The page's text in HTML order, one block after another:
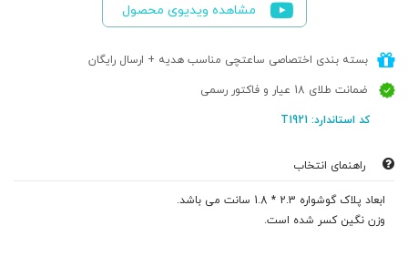
مشاهده ویدیوی محصول
بسته بندی اختصاصی ساعتچی مناسب هدیه + ارسال رایگان
ضمانت طلای 18 عیار و فاکتور رسمی
کد استاندارد: T1921
راهنمای انتخاب
ابعاد پلاک گوشواره 2.3 * 1.8 سانت می باشد.
وزن نگین کسر شده است.